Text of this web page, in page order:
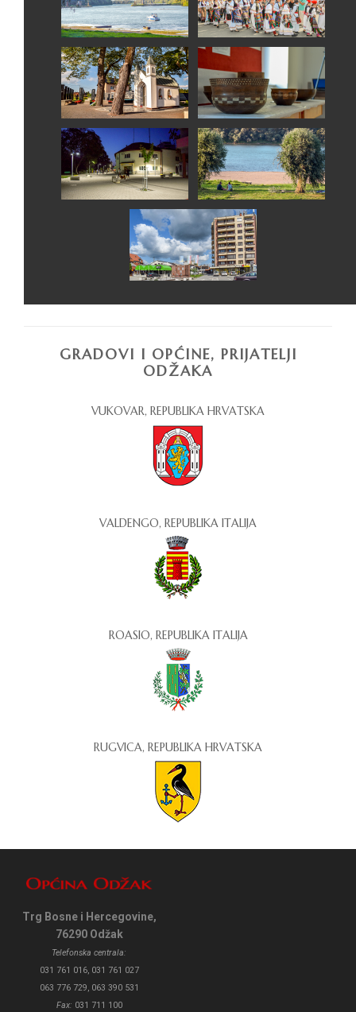
GRADOVI I OPĆINE, PRIJATELJI
ODŽAKA
VUKOVAR, REPUBLIKA HRVATSKA
VALDENGO, REPUBLIKA ITALIJA
ROASIO, REPUBLIKA ITALIJA
RUGVICA, REPUBLIKA HRVATSKA
Trg Bosne i Hercegovine,
76290 Odžak
Telefonska centrala:
031 761 016, 031 761 027
063 776 729, 063 390 531
Fax: 031 711 100